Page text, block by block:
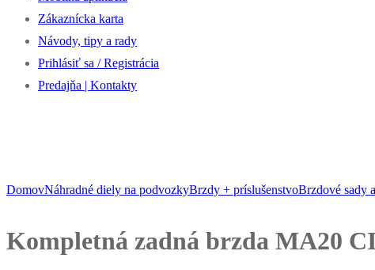
Zákaznícka karta
Návody, tipy a rady
Prihlásiť sa / Registrácia
Predajňa | Kontakty
DomovNáhradné diely na podvozkyBrzdy + príslušenstvoBrzdové sady
Kompletná zadná brzda MA20